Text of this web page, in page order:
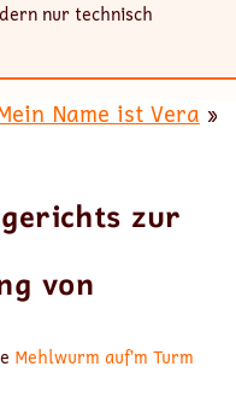
nur technisch
Name ist Vera »
zur
von
Mehlwurm auf’m Turm